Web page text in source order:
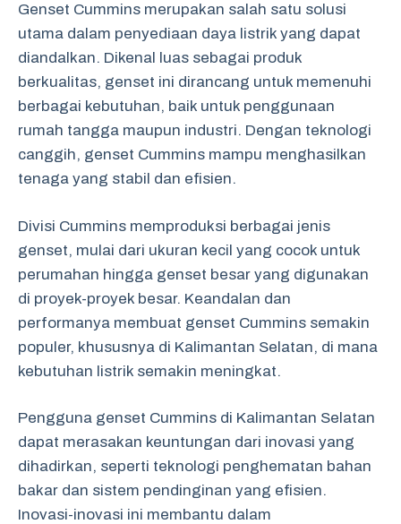
Genset Cummins merupakan salah satu solusi
utama dalam penyediaan daya listrik yang dapat
diandalkan. Dikenal luas sebagai produk
berkualitas, genset ini dirancang untuk memenuhi
berbagai kebutuhan, baik untuk penggunaan
rumah tangga maupun industri. Dengan teknologi
canggih, genset Cummins mampu menghasilkan
tenaga yang stabil dan efisien.
Divisi Cummins memproduksi berbagai jenis
genset, mulai dari ukuran kecil yang cocok untuk
perumahan hingga genset besar yang digunakan
di proyek-proyek besar. Keandalan dan
performanya membuat genset Cummins semakin
populer, khususnya di Kalimantan Selatan, di mana
kebutuhan listrik semakin meningkat.
Pengguna genset Cummins di Kalimantan Selatan
dapat merasakan keuntungan dari inovasi yang
dihadirkan, seperti teknologi penghematan bahan
bakar dan sistem pendinginan yang efisien.
Inovasi-inovasi ini membantu dalam